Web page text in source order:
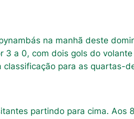
na manhã deste
3 a 0, com dois gols do
classificação para as quartas-
partindo para cima. Aos